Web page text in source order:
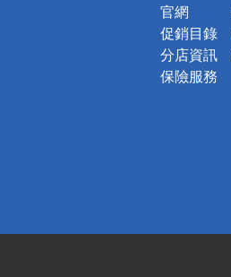
官網
促銷目錄
分店資訊
保險服務